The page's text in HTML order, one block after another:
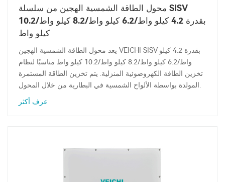
محول الطاقة الشمسية الهجين من سلسلة SISV
بقدرة 4.2 كيلو واط/6.2 كيلو واط/8.2 كيلو واط/10.2
كيلو واط
يعد محول الطاقة الشمسية الهجين VEICHI SISV بقدرة 4.2 كيلو
واط/6.2 كيلو واط/8.2 كيلو واط/10.2 كيلو واط مناسبًا لنظام
تخزين الطاقة الكهروضوئية المنزلية. يتم تخزين الطاقة المستمرة
المولدة بواسطة الألواح الشمسية في البطارية من خلال المحول.
عرف أكثر